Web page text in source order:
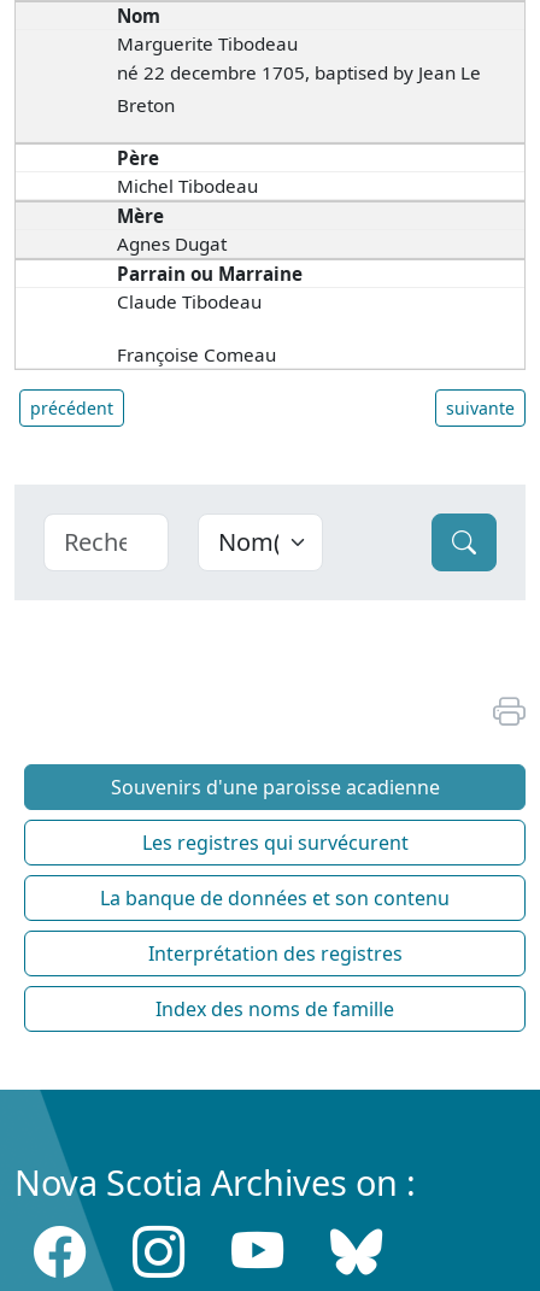
Nom
Marguerite Tibodeau
né 22 decembre 1705, baptised by Jean Le
Breton
Père
Michel Tibodeau
Mère
Agnes Dugat
Parrain ou Marraine
Claude Tibodeau
Françoise Comeau
précédent suivante
Souvenirs d'une paroisse acadienne
Les registres qui survécurent
La banque de données et son contenu
Interprétation des registres
Index des noms de famille
Nova Scotia Archives on :